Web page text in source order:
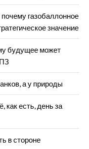
газобаллонное
значение
будущее может
а у природы
как есть, день за
в стороне